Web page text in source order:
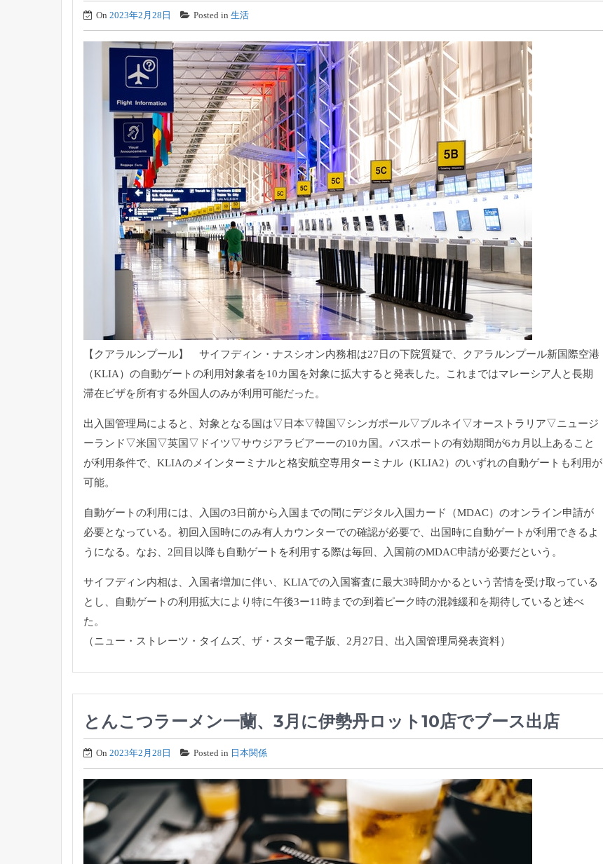
On 2023年2月28日 Posted in 生活
【クアラルンプール】 サイフディン・ナスシオン内務相は27日の下院質疑で、
クアラルンプール新国際空港
（KLIA） の自動ゲートの利用対象者を10カ国を対象に拡大すると発表した 。
これまではマレーシア人と長期
滞在ビザを所有する外国人のみが利 用可能だった。
出入国管理局によると、対象となる国は▽日本▽韓国▽シンガポール▽ブルネイ▽オーストラリア▽ニュージ
ーランド▽米国▽英国▽ドイツ▽サウジアラビアーーの10カ国。 パスポートの有効期間が6カ月以上あること
が利用条件で、 KLIAのメインターミナルと格安航空専用ターミナル（KLIA2）のいずれの自動ゲートも利用が
可能。
自動ゲートの利用には、 入国の3日前から入国までの間にデジタル入国カード（MDAC） のオンライン申請が
必要となっている。 初回入国時にのみ有人カウンターでの確認が必要で、 出国時に自動ゲートが利用できるよ
うになる。なお、 2回目以降も自動ゲートを利用する際は毎回、 入国前のMDAC申請が必要だという。
サイフディン内相は、入国者増加に伴い、 KLIAでの入国審査に最大3時間かかるという苦情を受け取っている
とし、
自動ゲートの利用拡大により特に午後3ー11時までの到着ピーク 時の混雑緩和を期待していると述べ
た。
（ニュー・ストレーツ・タイムズ、ザ・スター電子版、 2月27日、出入国管理局発表資料）
とんこつラーメン一蘭、3月に伊勢丹ロット10店でブース出店
On 2023年2月28日 Posted in 日本関係